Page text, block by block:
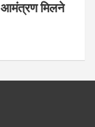
आमंत्रण मिलने